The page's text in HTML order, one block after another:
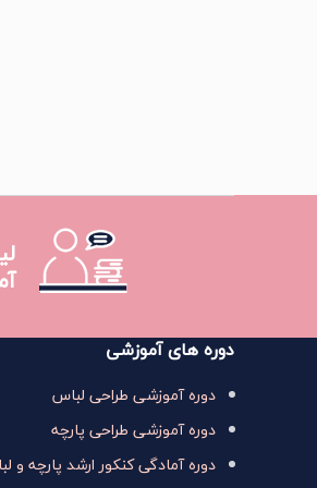
دوره های آموزشی
دوره آموزشی طراحی لباس
دوره آموزشی طراحی پارچه
دوره آمادگی کنکور ارشد پارچه و